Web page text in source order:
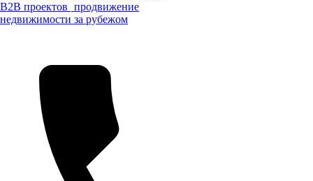
B2B проектов продвижение
недвижимости за рубежом